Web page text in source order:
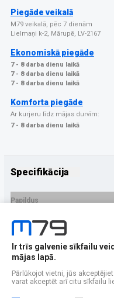
Piegāde veikalā
M79 veikalā, pēc 7 dienām
Lielmaņi k-2, Mārupē, LV-2167
Ekonomiskā piegāde
7 - 8 darba dienu laikā
7 - 8 darba dienu laikā
7 - 8 darba dienu laikā
Komforta piegāde
Ar kurjeru līdz mājas durvīm:
7 - 8 darba dienu laikā
Specifikācija
Papildus
Ražotājs
PRECES APRAKSTS
EAN - 5906146460492
Ir trīs galvenie sīkfailu
mājas lapā.
Pārlūkojot vietni, jūs
varat akceptēt arī citu sīkfailu